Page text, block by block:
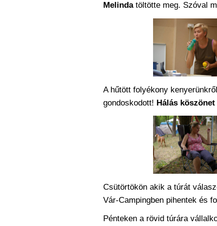
Melindatöltötte meg. Szóval
A hűtött folyékony
gondoskodott! Hálás
Csütörtökön akik a túrát
Vár-Campingben pihentek és
Pénteken a rövid túrára